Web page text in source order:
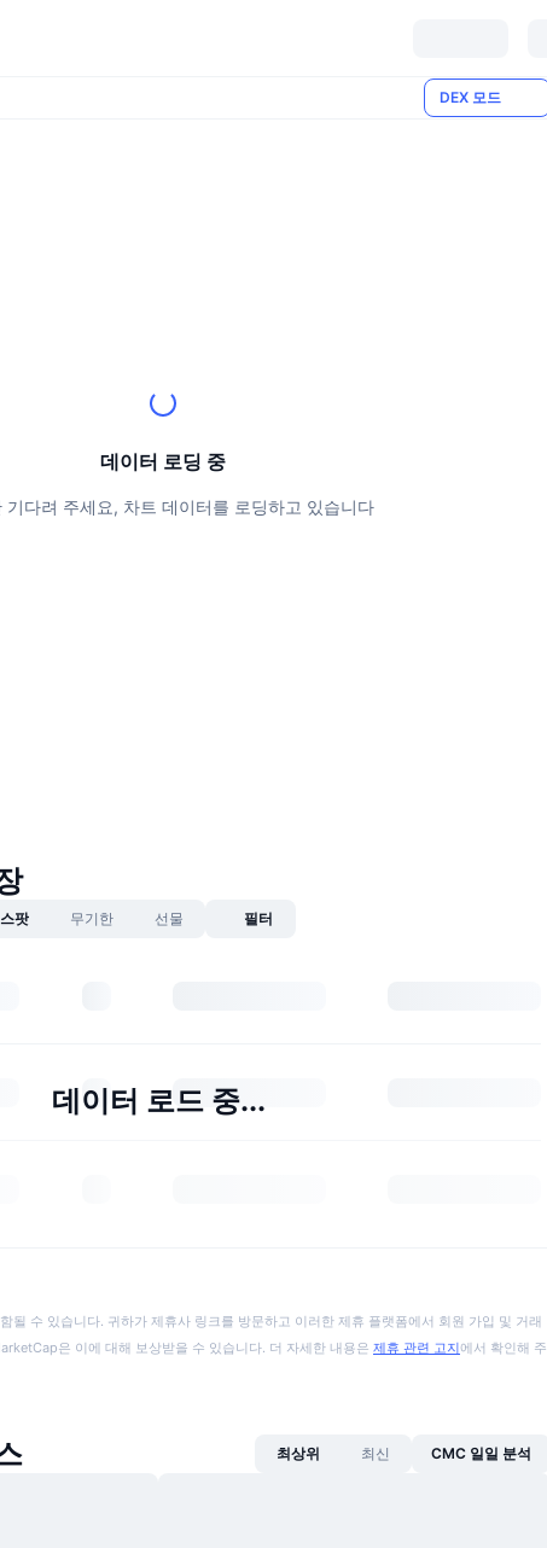
DEX 모드
데이터 로딩 중
기다려 주세요, 차트 데이터를 로딩하고 있습니다
스팟 무기한 선물 필터
데이터 로드 중...
될 수 있습니다. 귀하가 제휴사 링크를 방문하고 이러한 제휴 플랫폼에서 회원 가입 및 거래
은 이에 대해 보상받을 수 있습니다. 더 자세한 내용은 제휴 관련 고지에서 확인해 주
최상위 최신 CMC 일일 분석